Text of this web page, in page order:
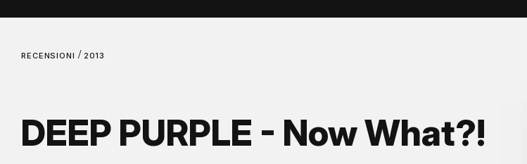
RECENSIONI / 2013
DEEP PURPLE - Now What?!